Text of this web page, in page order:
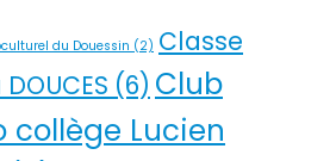
du Douessin (2) Classe
(6) Club
collège Lucien